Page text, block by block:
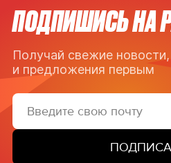
ПОДПИШИСЬ НА
Получай свежие новости,
и предложения первым